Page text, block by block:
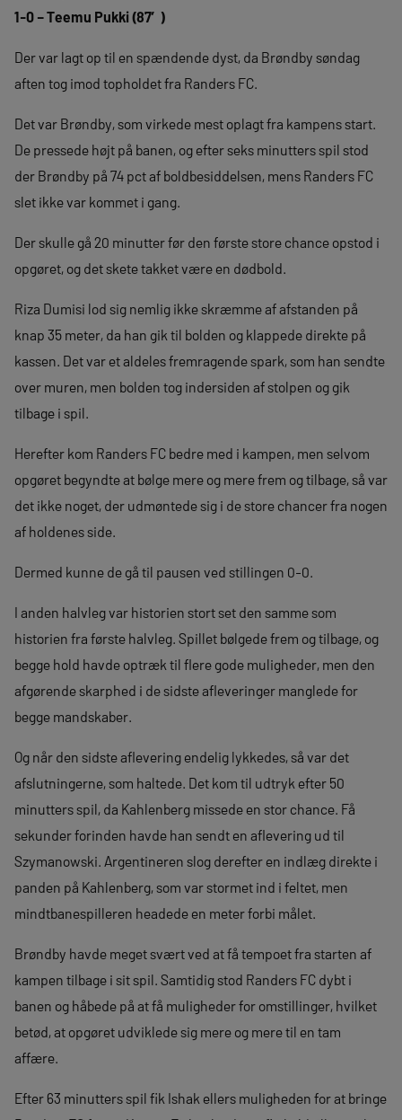
1-0 – Teemu Pukki (87′)
Der var lagt op til en spændende dyst, da Brøndby søndag
aften tog imod topholdet fra Randers FC.
Det var Brøndby, som virkede mest oplagt fra kampens start.
De pressede højt på banen, og efter seks minutters spil stod
der Brøndby på 74 pct af boldbesiddelsen, mens Randers FC
slet ikke var kommet i gang.
Der skulle gå 20 minutter før den første store chance opstod i
opgøret, og det skete takket være en dødbold.
Riza Dumisi lod sig nemlig ikke skræmme af afstanden på
knap 35 meter, da han gik til bolden og klappede direkte på
kassen. Det var et aldeles fremragende spark, som han sendte
over muren, men bolden tog indersiden af stolpen og gik
tilbage i spil.
Herefter kom Randers FC bedre med i kampen, men selvom
opgøret begyndte at bølge mere og mere frem og tilbage, så var
det ikke noget, der udmøntede sig i de store chancer fra nogen
af holdenes side.
Dermed kunne de gå til pausen ved stillingen 0-0.
I anden halvleg var historien stort set den samme som
historien fra første halvleg. Spillet bølgede frem og tilbage, og
begge hold havde optræk til flere gode muligheder, men den
afgørende skarphed i de sidste afleveringer manglede for
begge mandskaber.
Og når den sidste aflevering endelig lykkedes, så var det
afslutningerne, som haltede. Det kom til udtryk efter 50
minutters spil, da Kahlenberg missede en stor chance. Få
sekunder forinden havde han sendt en aflevering ud til
Szymanowski. Argentineren slog derefter en indlæg direkte i
panden på Kahlenberg, som var stormet ind i feltet, men
mindtbanespilleren headede en meter forbi målet.
Brøndby havde meget svært ved at få tempoet fra starten af
kampen tilbage i sit spil. Samtidig stod Randers FC dybt i
banen og håbede på at få muligheder for omstillinger, hvilket
betød, at opgøret udviklede sig mere og mere til en tam
affære.
Efter 63 minutters spil fik Ishak ellers muligheden for at bringe